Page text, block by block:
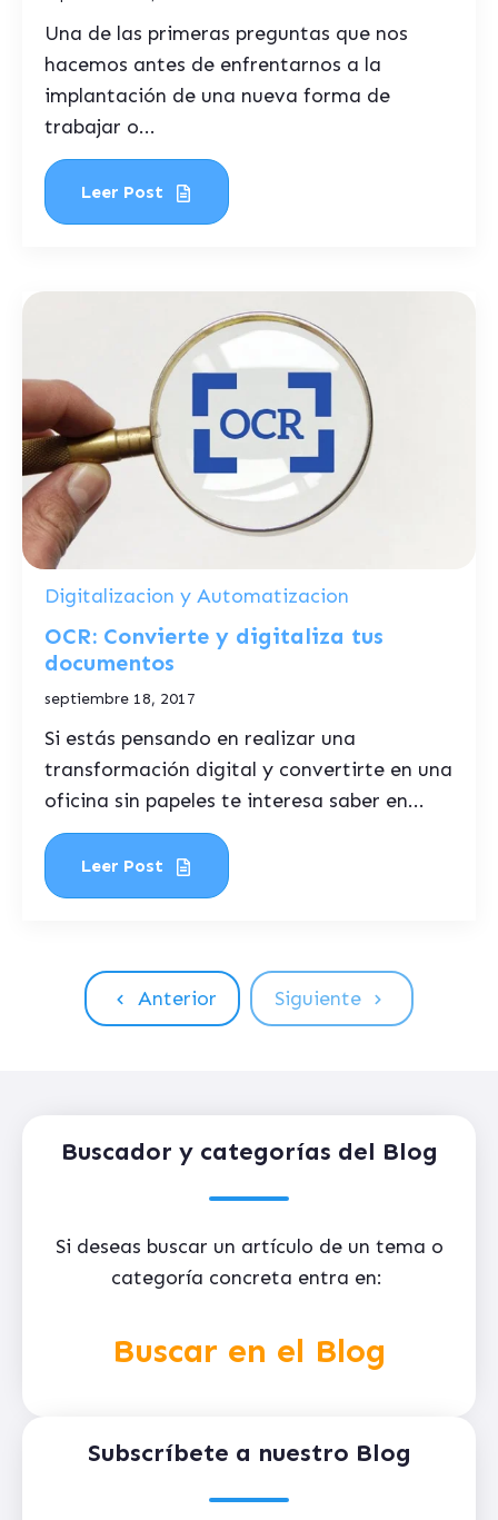
Una de las primeras preguntas que nos
hacemos antes de enfrentarnos a la
implantación de una nueva forma de
trabajar o...
Leer Post
Digitalizacion y Automatizacion
OCR: Convierte y digitaliza tus
documentos
septiembre 18, 2017
Si estás pensando en realizar una
transformación digital y convertirte en una
oficina sin papeles te interesa saber en...
Leer Post
Anterior Siguiente
Buscador y categorías del Blog
Si deseas buscar un artículo de un tema o
categoría concreta entra en:
Buscar en el Blog
Subscríbete a nuestro Blog